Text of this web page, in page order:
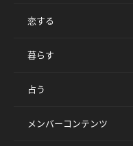
恋する
暮らす
占う
メンバーコンテンツ